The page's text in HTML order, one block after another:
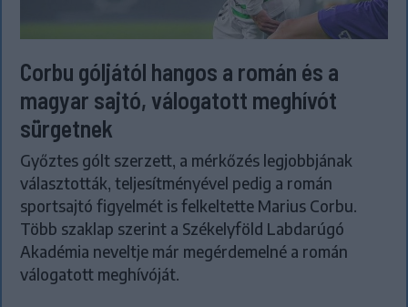
Corbu góljától hangos a román és a
magyar sajtó, válogatott meghívót
sürgetnek
Győztes gólt szerzett, a mérkőzés legjobbjának
választották, teljesítményével pedig a román
sportsajtó figyelmét is felkeltette Marius Corbu.
Több szaklap szerint a Székelyföld Labdarúgó
Akadémia neveltje már megérdemelné a román
válogatott meghívóját.